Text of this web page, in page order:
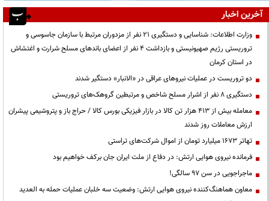
آخرین اخبار
وزارت اطلاعات: شناسایی و دستگیری ۲۱ نفر از مزدوران مرتبط با سازمان جاسوسی و
تروریستی رژیم صهیونیستی و بازداشت ۴ نفر از اعضای باندهای مسلح شرارت و اغتشاش
در استان کرمان
دو تروریست در عملیات نیروهای عراقی در «الانبار» دستگیر شدند
دستگیری ۸ نفر از اشرار مسلح شاخص و مرتبطین گروهک‌های تروریستی
معامله بیش از ۴۱۳ هزار تن کالا در بازار فیزیکی بورس کالا / حراج باز و پتروشیمی پیشران
ارزش معاملات روز شدند
تهاتر ۱۶۷۳ میلیارد تومان از اموال شرکت‌های تراستی
فرمانده نیروی هوایی ارتش: در دفاع از ملت ایران جان برکف خواهیم بود
ماجراجویی در سن ۹۷ سالگی!
معاون هماهنگ‌کننده نیروی هوایی ارتش: وضعیت سه خلبان عملیات حمله به العدید